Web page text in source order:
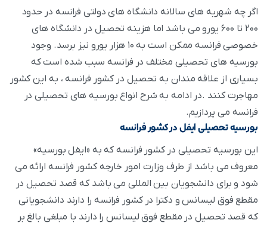
اگر چه شهریه های سالانه دانشگاه های دولتی فرانسه در حدود
۲۰۰ تا ۶۰۰ یورو می باشد اما هزینه تحصیل در دانشگاه های
خصوصی فرانسه ممکن است به ۱۰ هزار یورو نیز برسد. وجود
بورسیه های تحصیلی مختلف در فرانسه سبب شده است که
بسیاری از علاقه مندان به تحصیل در کشور فرانسه ، به این کشور
مهاجرت کنند .در ادامه به شرح انواع بورسیه های تحصیلی در
فرانسه می پردازیم.
بورسیه تحصیلی ایفل در کشور فرانسه
این بورسیه تحصیلی در کشور فرانسه که به «ایفل بورسیه»
معروف می باشد از طرف وزارت امور خارجه کشور فرانسه ارائه می
شود و برای دانشجویان بین المللی می باشد که قصد تحصیل در
مقطع فوق لیسانس و دکترا در کشور فرانسه را دارند دانشجویانی
که قصد تحصیل در مقطع فوق لیسانس را دارند با مبلغی بالغ بر